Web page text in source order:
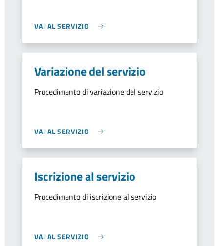
VAI AL SERVIZIO
Variazione del servizio
Procedimento di variazione del servizio
VAI AL SERVIZIO
Iscrizione al servizio
Procedimento di iscrizione al servizio
VAI AL SERVIZIO